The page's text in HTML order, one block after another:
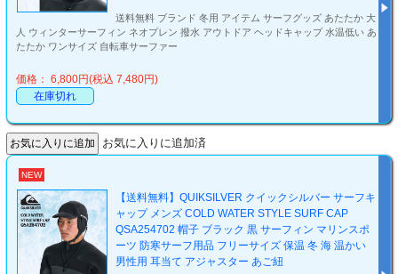
送料無料 ブランド 冬用 アイテム サーフグッズ あたたか 大
人 ウィンターサーフィン ネオプレン 撥水 アウトドア ヘッドキャップ 水温低い あ
たたか ワンサイズ 自転車サーファー
価格： 6,800円(税込 7,480円)
在庫切れ
お気に入りに追加済
NEW
【送料無料】QUIKSILVER クイックシルバー サーフキ
ャップ メンズ COLD WATER STYLE SURF CAP
QSA254702 帽子 ブラック 黒 サーフィン マリンスポ
ーツ 防寒サーフ用品 フリーサイズ 保温 冬 海 温かい
男性用 耳当て アジャスター あご紐